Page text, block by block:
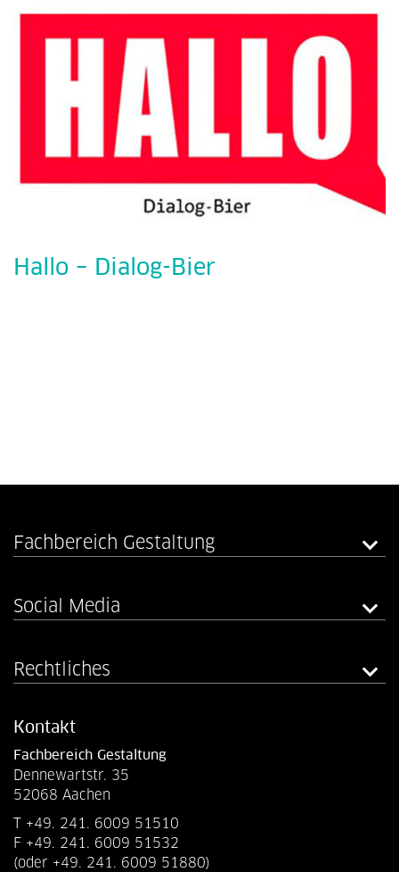
Hallo – Dialog-Bier
Fachbereich Gestaltung
Social Media
Rechtliches
Kontakt
Fachbereich Gestaltung
Dennewartstr. 35
52068 Aachen
T +49. 241. 6009 51510
F +49. 241. 6009 51532
(oder +49. 241. 6009 51880)